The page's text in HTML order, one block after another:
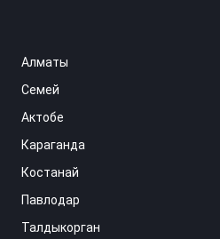
Алматы
Семей
Актобе
Караганда
Костанай
Павлодар
Талдыкорган